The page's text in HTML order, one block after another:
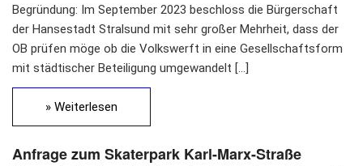
Begründung: Im September 2023 beschloss die Bürgerschaft
der Hansestadt Stralsund mit sehr großer Mehrheit, dass der
OB prüfen möge ob die Volkswerft in eine Gesellschaftsform
mit städtischer Beteiligung umgewandelt […]
» Weiterlesen
Anfrage zum Skaterpark Karl-Marx-Straße